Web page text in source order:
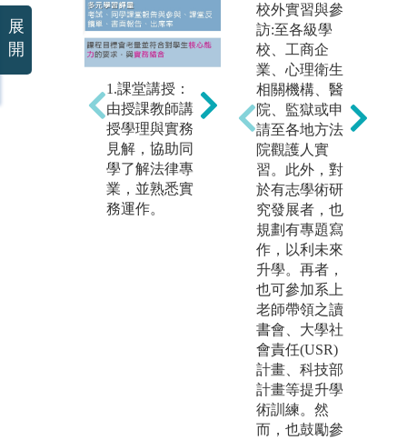
1.課堂講授：
由授課教師講
授學理與實務
見解，協助同
學了解法律專
業，並熟悉實
務運作。
2.個案解析：
針對具體個案
之脈絡進行解
析，並探討相
關法律議題，
以釐清思考與
處理流程。
校外實習與參
訪:至各級學
校、工商企
業、心理衛生
相關機構、醫
院、監獄或申
請至各地方法
院觀護人實
習。此外，對
於有志學術研
究發展者，也
規劃有專題寫
作，以利未來
升學。再者，
也可參加系上
老師帶領之讀
書會、大學社
會責任(USR)
計畫、科技部
計畫等提升學
術訓練。然
而，也鼓勵參
展
開